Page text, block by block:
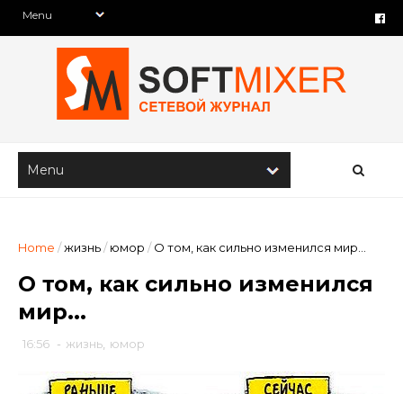
Home /жизнь/ юмор / О том, как сильно изменился мир...
О том, как сильно изменился
мир...
16:56 - жизнь юмор